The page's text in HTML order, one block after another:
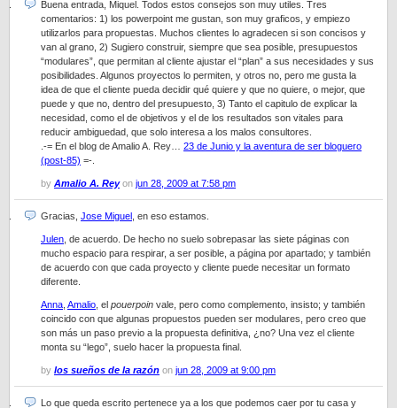
Buena entrada, Miquel. Todos estos consejos son muy utiles. Tres
comentarios: 1) los powerpoint me gustan, son muy graficos, y empiezo
utilizarlos para propuestas. Muchos clientes lo agradecen si son concisos y
van al grano, 2) Sugiero construir, siempre que sea posible, presupuestos
“modulares”, que permitan al cliente ajustar el “plan” a sus necesidades y sus
posibilidades. Algunos proyectos lo permiten, y otros no, pero me gusta la
idea de que el cliente pueda decidir qué quiere y que no quiere, o mejor, que
puede y que no, dentro del presupuesto, 3) Tanto el capitulo de explicar la
necesidad, como el de objetivos y el de los resultados son vitales para
reducir ambiguedad, que solo interesa a los malos consultores.
.-= En el blog de Amalio A. Rey… 23 de Junio y la aventura de ser bloguero
(post-85) =-.
by Amalio A. Reyon jun 28, 2009 at 7:58 pm
Gracias, Jose Miguel , en eso estamos.
Julen , de acuerdo. De hecho no suelo sobrepasar las siete páginas con
mucho espacio para respirar, a ser posible, a página por apartado; y también
de acuerdo con que cada proyecto y cliente puede necesitar un formato
diferente.
Anna Amalio , el pouerpoin vale, pero como complemento, insisto; y también
coincido con que algunas propuestos pueden ser modulares, pero creo que
son más un paso previo a la propuesta definitiva, ¿no? Una vez el cliente
monta su “lego”, suelo hacer la propuesta final.
by los sueños de la razón on jun 28, 2009 at 9:00 pm
Lo que queda escrito pertenece ya a los que podemos caer por tu casa y